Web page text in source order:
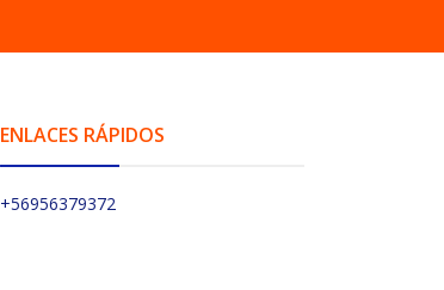
ENLACES RÁPIDOS
+56956379372